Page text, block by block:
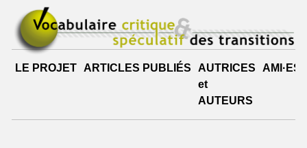
LE PROJET ARTICLES PUBLIÉS
AUTRICES
et
AUTEURS
AMI·ES